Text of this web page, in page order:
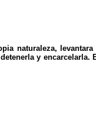
naturaleza,
y